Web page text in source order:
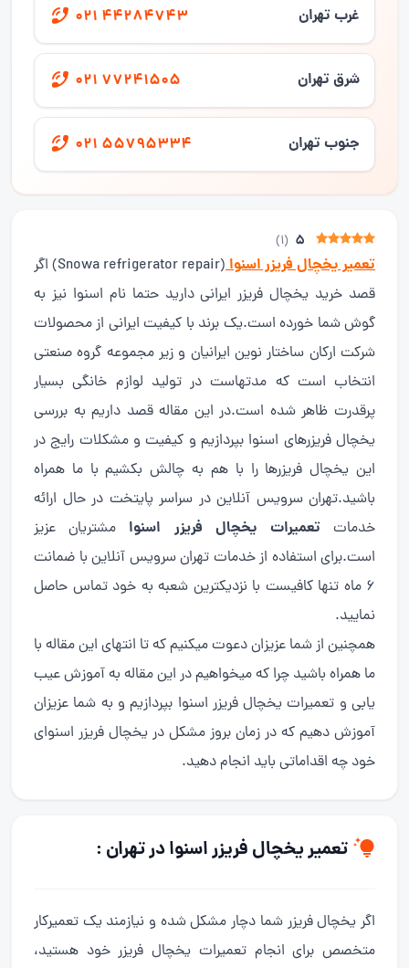
غرب تهران 021 44284743
شرق تهران 021 77241505
جنوب تهران 021 55795334
5
(
1
)
تعمیر یخچال فریزر اسنوا
(Snowa refrigerator repair) اگر
قصد خرید یخچال فریزر ایرانی دارید حتما نام اسنوا نیز به
گوش شما خورده است.یک برند با کیفیت ایرانی از محصولات
شرکت ارکان ساختار نوین ایرانیان و زیر مجموعه گروه صنعتی
انتخاب است که مدتهاست در تولید لوازم خانگی بسیار
پرقدرت ظاهر شده است.در این مقاله قصد داریم به بررسی
یخچال فریزرهای اسنوا بپردازیم و کیفیت و مشکلات رایج در
این یخچال فریزرها را با هم به چالش بکشیم با ما همراه
باشید.تهران سرویس آنلاین در سراسر پایتخت در حال ارائه
خدماتتعمیرات یخچال فریزر اسنوا مشتریان عزیز
است.برای استفاده از خدمات تهران سرویس آنلاین با ضمانت
6 ماه تنها کافیست با نزدیکترین شعبه به خود تماس حاصل
نمایید.
همچنین از شما عزیزان دعوت میکنیم که تا انتهای این مقاله با
ما همراه باشید چرا که میخواهیم در این مقاله به آموزش عیب
یابی و تعمیرات یخچال فریزر اسنوا بپردازیم و به شما عزیزان
آموزش دهیم که در زمان بروز مشکل در یخچال فریزر اسنوای
خود چه اقداماتی باید انجام دهید.
تعمیر یخچال فریزر اسنوا در تهران :
اگر یخچال فریزر شما دچار مشکل شده و نیازمند یک تعمیرکار
متخصص برای انجام تعمیرات یخچال فریزر خود هستید،